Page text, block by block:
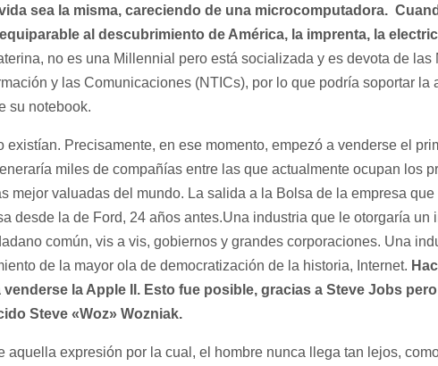
sea la misma, careciendo de una microcomputadora.
al descubrimiento de América, la imprenta, la
no es una Millennial pero está socializada y es devota de las
y las Comunicaciones (NTICs), por lo que podría soportar la
su notebook.
existían. Precisamente, en ese momento, empezó a venderse el
miles de compañías entre las que actualmente ocupan los
mejor valuadas del mundo. La salida a la Bolsa de la empresa que
desde la de Ford, 24 años antes.Una industria que le otorgaría un
común, vis a vis, gobiernos y grandes corporaciones. Una
de la mayor ola de democratización de la historia, Internet.
venderse la Apple II. Esto fue posible, gracias a Steve Jobs
Steve «Woz» Wozniak.
aquella expresión por la cual, el hombre nunca llega tan lejos,